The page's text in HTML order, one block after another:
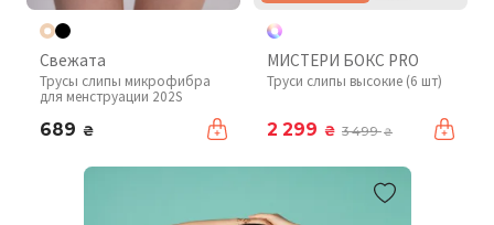
Свежата
Трусы слипы микрофибра
для менструации 202S
689 ₴
МИСТЕРИ БОКС PRO
Труси слипы высокие (6 шт)
2 299 ₴ 3 499₴